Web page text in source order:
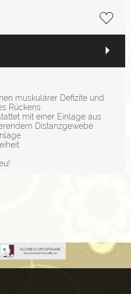
muskulärer Defizite und
Rückens
mit einer Einlage aus
Distanzgewebe